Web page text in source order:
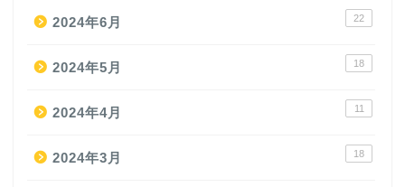
2024年6月 22
2024年5月 18
2024年4月 11
2024年3月 18